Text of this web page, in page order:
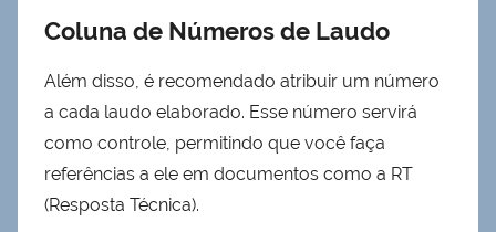
Coluna de Números de Laudo
Além disso, é recomendado atribuir um número
a cada laudo elaborado. Esse número servirá
como controle, permitindo que você faça
referências a ele em documentos como a RT
(Resposta Técnica).